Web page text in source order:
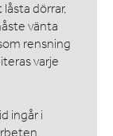
dörrar,
vänta
rensning
varje
ingår i